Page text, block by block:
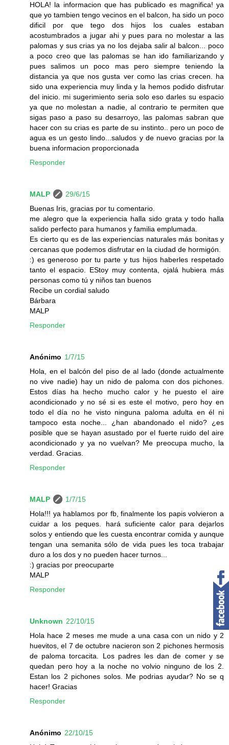
HOLA! la informacion que has publicado es magnifica! ya
que yo tambien tengo vecinos en el balcon, ha sido un poco
dificil por que tego dos hijos los cuales estaban
acostumbrados a jugar ahi y pues para no molestar a las
palomas y sus crias ya no los dejaba salir al balcon... poco
a poco creo que las palomas se han ido familiarizando y
pues salimos un poco mas pero siempre teniendo la
distancia ya que nos gusta ver como las crias crecen. ha
sido una experiencia muy linda y la hemos podido disfrutar
del inicio. mi sugerimiento seria solo eso darles su espacio
ya que no molestan a nadie, al contrario te permiten que
sigas paso a paso su desarroyo, las palomas sabran que
hacer con su crias es parte de su instinto.. pero un poco de
agua es un gesto lindo...saludos y de nuevo gracias por la
buena informacion proporcionada
Responder
MALP
29/6/15
Buenas Iris, gracias por tu comentario.
me alegro que la experiencia halla sido grata y todo halla
salido perfecto para humanos y familia emplumada.
Es cierto qu es de las experiencias naturales más bonitas y
cercanas que podemos disfrutar en la ciudad de hormigón.
:) es generoso por tu parte y tus hijos haberles respetado
tanto el espacio. EStoy muy contenta, ojalá hubiera más
personas como tú y niños tan buenos
Recibe un cordial saludo
Bárbara
MALP
Responder
Anónimo 1/7/15
Hola, en el balcón del piso de al lado (donde actualmente
no vive nadie) hay un nido de paloma con dos pichones.
Estos días ha hecho mucho calor y he puesto el aire
acondicionado y no sé si es este el motivo, pero hoy en
todo el día no he visto ninguna paloma adulta en él ni
tampoco esta noche... ¿han abandonado el nido? ¿es
posible que se hayan asustado por el fuerte ruido del aire
acondicionado y ya no vuelvan? Me preocupa mucho, la
verdad. Gracias.
Responder
MALP
1/7/15
Hola!!! ya hablamos por fb, finalmente los papis volvieron a
cuidar a los peques. hará suficiente calor para dejarlos
solos y entiendo que les cuesta encontrar comida y aunque
tengan una semanita sólo de vida pues les toca trabajar
duro a los dos y no pueden hacer turnos...
:) gracias por preocuparte
MALP
Responder
Unknown 22/10/15
Hola hace 2 meses me mude a una casa con un nido y 2
huevitos, el 7 de octubre nacieron son 2 pichones hermosis
de paloma torcacita. Los padres les dan de comer y se
quedan pero hoy a la noche no volvio ninguno de los 2.
Estan los 2 pichones solos. Me podrias ayudar? No se q
hacer! Gracias
Responder
Anónimo 22/10/15